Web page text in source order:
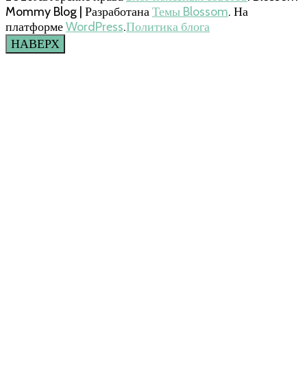
Mommy Blog | РазработанаТемы Blossom. На
платформеWordPress.Политика блога
НАВЕРХ